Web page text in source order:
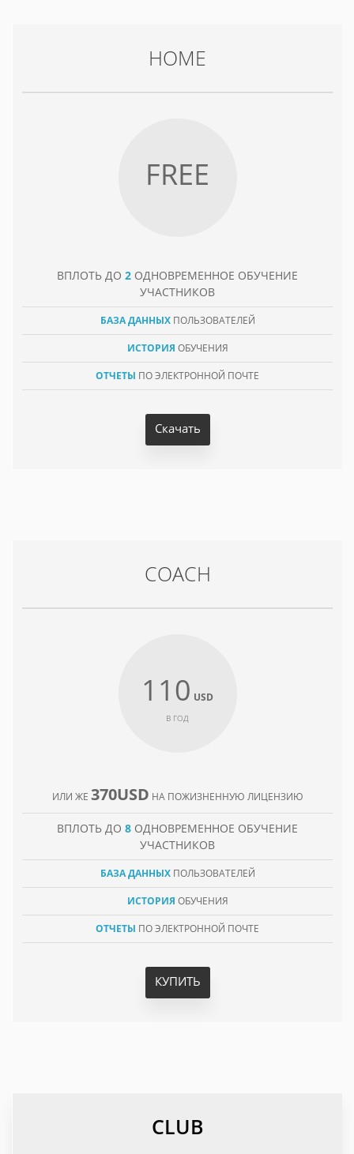
HOME
FREE
ВПЛОТЬ ДО 2 ОДНОВРЕМЕННОЕ ОБУЧЕНИЕ
УЧАСТНИКОВ
БАЗА ДАННЫХПОЛЬЗОВАТЕЛЕЙ
ИСТОРИЯ ОБУЧЕНИЯ
ОТЧЕТЫ ПО ЭЛЕКТРОННОЙ ПОЧТЕ
Скачать
COACH
110USD
В ГОД
ИЛИ ЖЕ 370USD НА ПОЖИЗНЕННУЮ ЛИЦЕНЗИЮ
ВПЛОТЬ ДО 8 ОДНОВРЕМЕННОЕ ОБУЧЕНИЕ
УЧАСТНИКОВ
БАЗА ДАННЫХПОЛЬЗОВАТЕЛЕЙ
ИСТОРИЯ ОБУЧЕНИЯ
ОТЧЕТЫ ПО ЭЛЕКТРОННОЙ ПОЧТЕ
КУПИТЬ
CLUB